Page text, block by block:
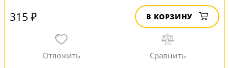
315 ₽ В КОРЗИНУ